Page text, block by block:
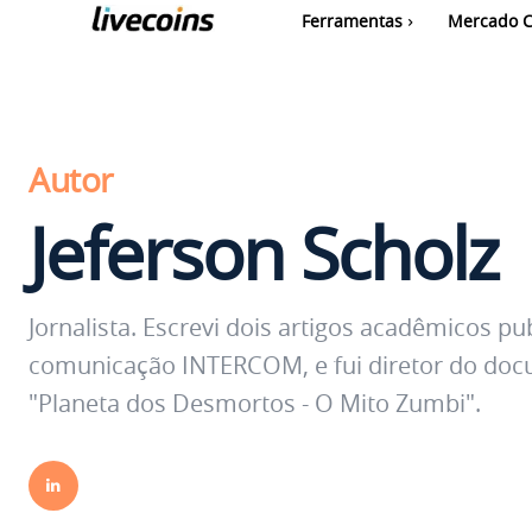
Ferramentas Mercado
Autor
Jeferson Scholz
Jornalista. Escrevi dois artigos acadêmicos
comunicação INTERCOM, e fui diretor do
"Planeta dos Desmortos - O Mito Zumbi".